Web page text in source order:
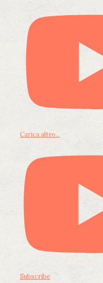
Carica altro...
Subscribe